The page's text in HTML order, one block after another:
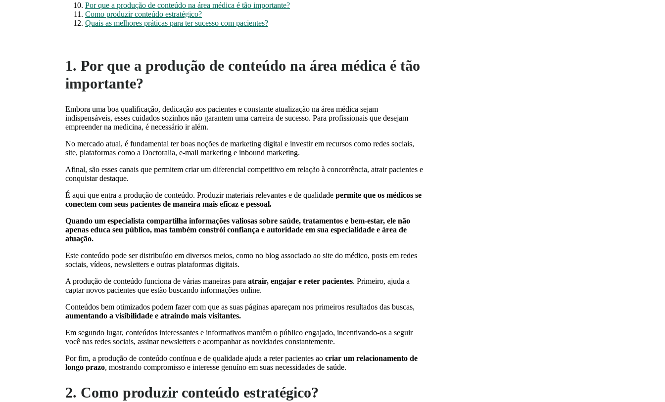
Por que a produção de conteúdo na área médica é tão importante?
Como produzir conteúdo estratégico?
Quais as melhores práticas para ter sucesso com pacientes?
1. Por que a produção de conteúdo na área médica é tão
importante?
Embora uma boa qualificação, dedicação aos pacientes e constante atualização na área médica sejam
indispensáveis, esses cuidados sozinhos não garantem uma carreira de sucesso. Para profissionais que desejam
empreender na medicina, é necessário ir além.
No mercado atual, é fundamental ter boas noções de marketing digital e investir em recursos como redes sociais,
site, plataformas como a Doctoralia, e-mail marketing e inbound marketing.
Afinal, são esses canais que permitem criar um diferencial competitivo em relação à concorrência, atrair pacientes e
conquistar destaque.
É aqui que entra a produção de conteúdo. Produzir materiais relevantes e de qualidade permite que os médicos se
conectem com seus pacientes de maneira mais eficaz e pessoal.
Quando um especialista compartilha informações valiosas sobre saúde, tratamentos e bem-estar, ele não
apenas educa seu público, mas também constrói confiança e autoridade em sua especialidade e área de
atuação.
Este conteúdo pode ser distribuído em diversos meios, como no blog associado ao site do médico, posts em redes
sociais, vídeos, newsletters e outras plataformas digitais.
A produção de conteúdo funciona de várias maneiras para atrair, engajar e reter pacientes. Primeiro, ajuda a
captar novos pacientes que estão buscando informações online.
Conteúdos bem otimizados podem fazer com que as suas páginas apareçam nos primeiros resultados das buscas,
aumentando a visibilidade e atraindo mais visitantes.
Em segundo lugar, conteúdos interessantes e informativos mantêm o público engajado, incentivando-os a seguir
você nas redes sociais, assinar newsletters e acompanhar as novidades constantemente.
Por fim, a produção de conteúdo contínua e de qualidade ajuda a reter pacientes ao criar um relacionamento de
longo prazo, mostrando compromisso e interesse genuíno em suas necessidades de saúde.
2. Como produzir conteúdo estratégico?